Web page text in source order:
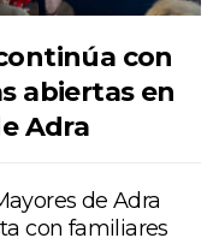
con
abiertas en
Adra
de Adra
con familiares